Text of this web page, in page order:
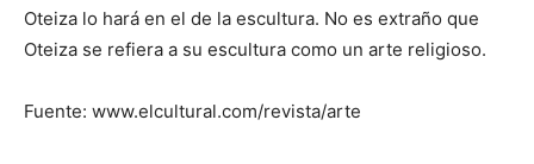
Oteiza lo hará en el de la escultura. No es extraño que
Oteiza se refiera a su escultura como un arte religioso.
Fuente: www.elcultural.com/revista/arte